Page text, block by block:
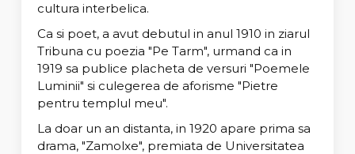
cultura interbelica.
Ca si poet, a avut debutul in anul 1910 in ziarul
Tribuna cu poezia "Pe Tarm", urmand ca in
1919 sa publice placheta de versuri "Poemele
Luminii" si culegerea de aforisme "Pietre
pentru templul meu".
La doar un an distanta, in 1920 apare prima sa
drama, "Zamolxe", premiata de Universitatea